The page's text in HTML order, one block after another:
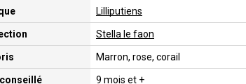
Lilliputiens
Stella le faon
Marron, rose, corail
9 mois et +